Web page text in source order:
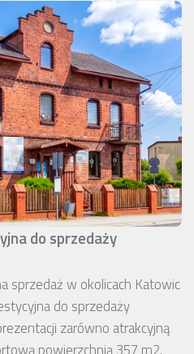
do sprzedaży
sprzedaż w okolicach Katowic
do sprzedaży
zarówno atrakcyjną
powierzchnią 357 m2.